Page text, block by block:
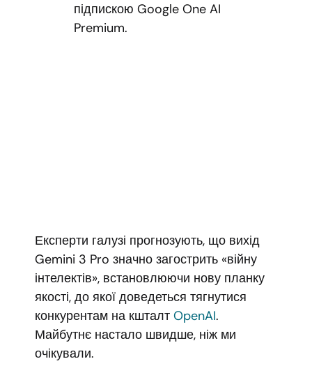
підпискою Google One AI
Premium.
Експерти галузі прогнозують, що вихід
Gemini 3 Pro значно загострить «війну
інтелектів», встановлюючи нову планку
якості, до якої доведеться тягнутися
конкурентам на кшталт OpenAI.
Майбутнє настало швидше, ніж ми
очікували.